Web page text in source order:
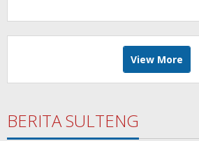
View More
BERITA SULTENG